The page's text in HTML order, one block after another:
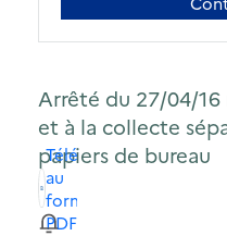
Arrêté du 27/04/16
et à la collecte
papiers de bureau
Télécharger
au
format
PDF